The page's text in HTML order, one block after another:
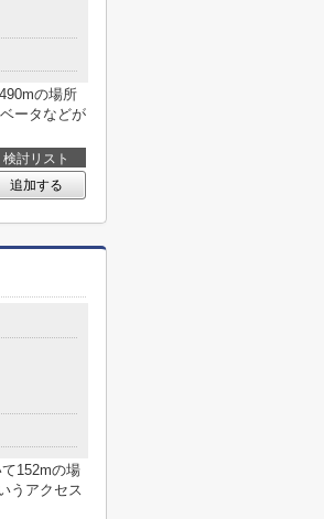
の場所
ータなどが
検討リスト
追加する
152mの場
うアクセス